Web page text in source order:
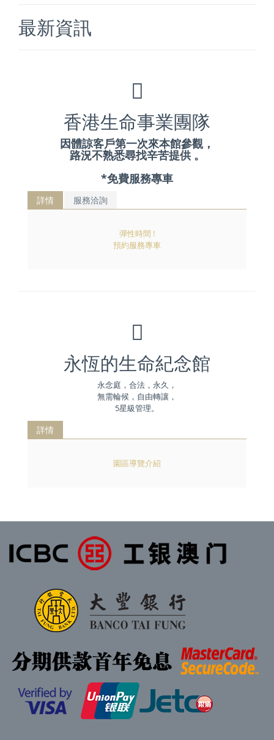
最新資訊
香港生命事業團隊
因體諒客戶第一次來本館參觀，
路況不熟悉尋找辛苦提供 。
*免費服務專車
詳情 服務洽詢
彈性時間 !
預約服務專車
永恆的生命紀念館
永念庭，合法，永久，
無需輪候，自由轉讓，
5星級管理。
詳情
園區導覽介紹